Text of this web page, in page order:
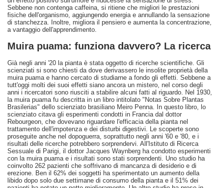
Sebbene non contenga caffeina, si ritiene che migliori le prestazioni
fisiche dell'organismo, aggiungendo energia e annullando la sensazione
di stanchezza. Inoltre, migliora il pensiero e aumenta la concentrazione,
a vantaggio dell'apprendimento.
Muira puama: funziona davvero? La ricerca
Già negli anni '20 la pianta è stata oggetto di ricerche scientifiche. Gli
scienziati si sono chiesti da dove derivassero le insolite proprietà della
muira puama e hanno cercato di studiarne a fondo gli effetti. Sebbene a
tutt'oggi molti dei suoi effetti siano ancora un mistero, nel corso degli
anni i ricercatori sono riusciti a stabilire alcuni fatti al riguardo. Nel 1930,
la muira puama fu descritta in un libro intitolato "Notas Sobre Plantas
Brasilerias" dello scienziato brasiliano Meiro Penna. In questo libro, lo
scienziato citava gli esperimenti condotti in Francia dal dottor
Rebourgeon, che dovevano riguardare l'efficacia della pianta nel
trattamento dell'impotenza e dei disturbi digestivi. Le scoperte sono
proseguite anche nel dopoguerra, soprattutto negli anni '60 e '80, e i
risultati delle ricerche potrebbero sorprendervi. All'Istituto di Ricerca
Sessuale di Parigi, il dottor Jacques Waynberg ha condotto esperimenti
con la muira puama e i risultati sono stati sorprendenti. Uno studio ha
coinvolto 262 pazienti che soffrivano di mancanza di desiderio e di
erezione. Ben il 62% dei soggetti ha sperimentato un aumento della
libido dopo solo due settimane di consumo della pianta e il 51% dei